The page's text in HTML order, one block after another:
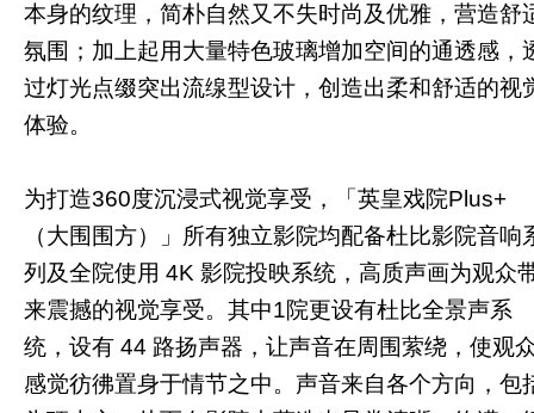
本身的纹理，简朴自然又不失时尚及优雅，营造舒
氛围；加上起用大量特色玻璃增加空间的通透感，
过灯光点缀突出流缐型设计，创造出柔和舒适的视
体验。
为打造360度沉浸式视觉享受，「英皇戏院Plus+
（大围围方）」所有独立影院均配备杜比影院音响
列及全院使用 4K 影院投映系统，高质声画为观众
来震撼的视觉享受。其中1院更设有杜比全景声系
统，设有 44 路扬声器，让声音在周围萦绕，使观
感觉彷彿置身于情节之中。声音来自各个方向，包